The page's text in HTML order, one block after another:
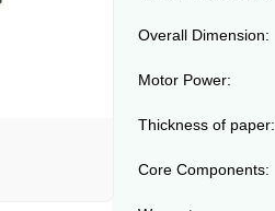
Overall Dimension:
Motor Power:
Thickness of paper:
Core Components: